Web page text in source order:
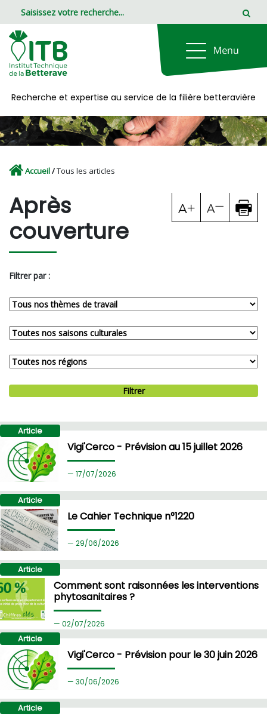
Recherche et expertise au service de la filière betteravière
Accueil/Tous les articles
Après
couverture
Filtrer par :
Filtrer
Article
Vigi'Cerco - Prévision au 15 juillet 2026
17/07/2026
Article
Le Cahier Technique n°1220
29/06/2026
Article
Comment sont raisonnées les interventions
phytosanitaires ?
02/07/2026
Article
Vigi'Cerco - Prévision pour le 30 juin 2026
30/06/2026
Article
Panneau de gestion des cookies